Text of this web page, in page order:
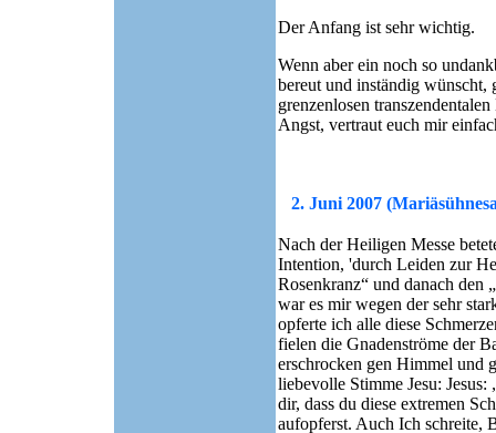
Der Anfang ist sehr wichtig.
Wenn aber ein noch so
bereut und inständig
grenzenlosen
Angst, vertraut euch mir
2. Juni 2007
Nach der Heiligen Messe
Intention, 'durch Leiden zur
Rosenkranz“ und danach den
war es mir wegen der sehr
opferte ich alle diese
fielen die Gnadenströme der
erschrocken gen Himmel und
liebevolle Stimme Jesu:
dir, dass du diese extremen
aufopferst. Auch Ich schreite,